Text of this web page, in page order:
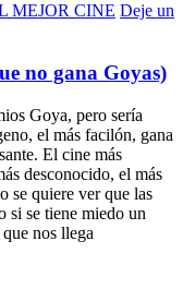
MEJOR CINE Deje un
no gana Goyas)
Goya, pero sería
el más facilón, gana
El cine más
desconocido, el más
se quiere ver que las
si se tiene miedo un
nos llega